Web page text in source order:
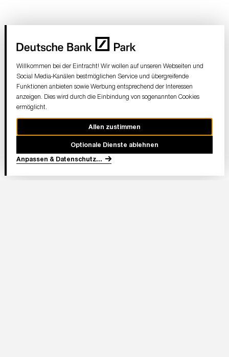
Willkommen bei der Eintracht! Wir wollen auf unseren Webseiten und
Social Media-Kanälen bestmöglichen Service und übergreifende
Funktionen anbieten sowie Werbung entsprechend der Interessen
anzeigen. Dies wird durch die Einbindung von sogenannten Cookies
ermöglicht.
Allen zustimmen
Optionale Dienste ablehnen
Anpassen & Datenschutz...